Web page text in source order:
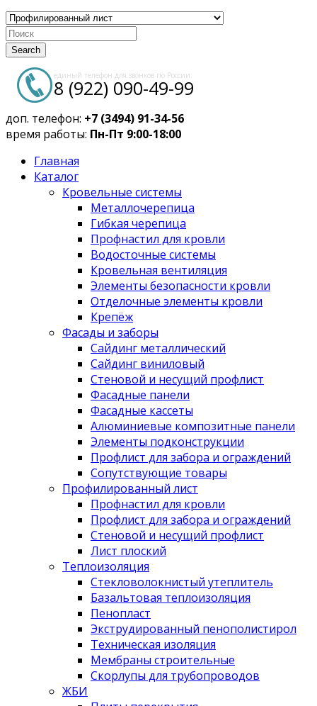
Search
единый телефон для звонков по России:
8 (922) 090-49-99
доп. телефон: +7 (3494) 91-34-56
время работы: Пн-Пт 9:00-18:00
Главная
Каталог
Кровельные системы
Металлочерепица
Гибкая черепица
Профнастил для кровли
Водосточные системы
Кровельная вентиляция
Элементы безопасности кровли
Отделочные элементы кровли
Крепёж
Фасады и заборы
Сайдинг металлический
Сайдинг виниловый
Стеновой и несущий профлист
Фасадные панели
Фасадные кассеты
Алюминиевые композитные панели
Элементы подконструкции
Профлист для забора и ограждений
Сопутствующие товары
Профилированный лист
Профнастил для кровли
Профлист для забора и ограждений
Стеновой и несущий профлист
Лист плоский
Теплоизоляция
Стекловолокнистый утеплитель
Базальтовая теплоизоляция
Пенопласт
Экструдированный пенополистирол
Техническая изоляция
Мембраны строительные
Скорлупы для трубопроводов
ЖБИ